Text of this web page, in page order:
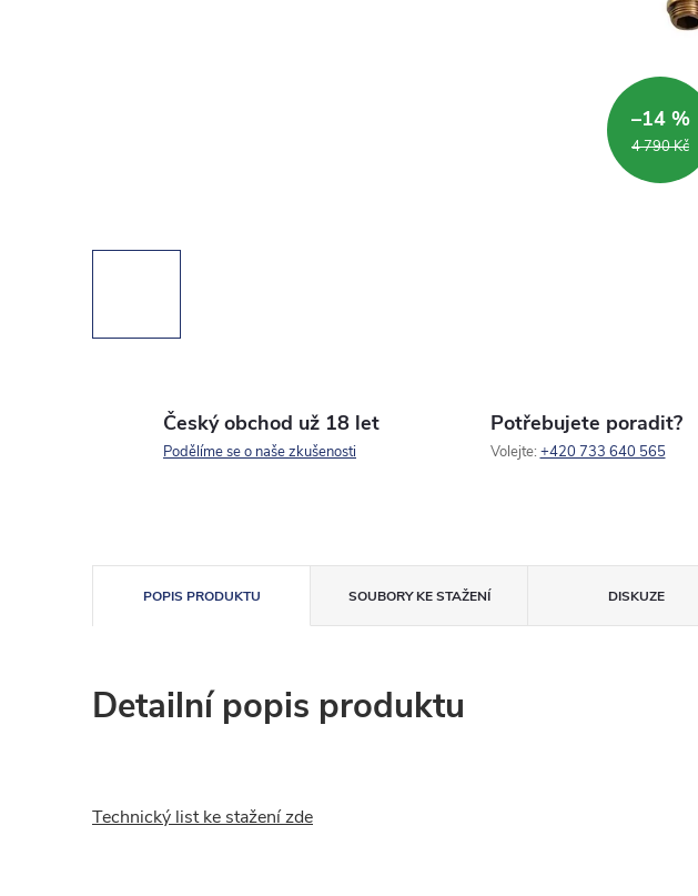
4 790 Kč
–14 %
Český obchod už 18 let
Podělíme se o naše zkušenosti
Potřebujete poradit?
Volejte: +420 733 640 565
POPIS PRODUKTU SOUBORY KE STAŽENÍ DISKUZE
Detailní popis produktu
Technický list ke stažení zde